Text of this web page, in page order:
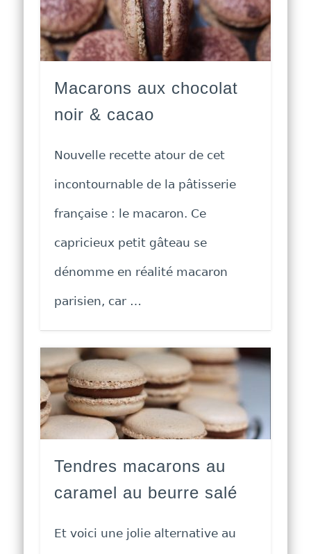
Macarons aux chocolat
noir & cacao
Nouvelle recette atour de cet
incontournable de la pâtisserie
française : le macaron. Ce
capricieux petit gâteau se
dénomme en réalité macaron
parisien, car …
Tendres macarons au
caramel au beurre salé
Et voici une jolie alternative au